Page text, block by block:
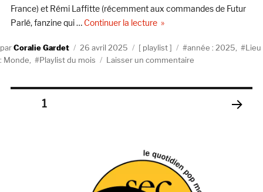
France) et Rémi Laffitte (récemment aux commandes de Futur
Parlé, fanzine qui … Continuer la lecturede « LA PLAYLIST DES
AuteurCoralie Gardet
Publié
le
26 avril 2025 Catégories
playlist Étiquettes
année : 2025
Lieu
: Monde
Playlist du mois Laisser un commentaire
NOUVEAUTÉS
Pagination
PAGE1